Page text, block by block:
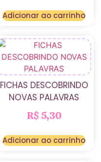
Adicionar ao carrinho
FICHAS DESCOBRINDO
NOVAS PALAVRAS
R$ 5,30
Adicionar ao carrinho